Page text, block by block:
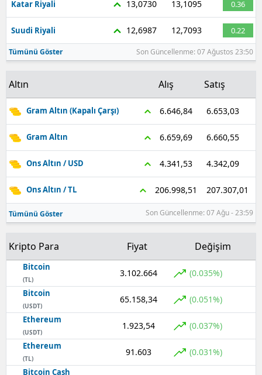
Katar Riyali 13,0730 13,1095 0.36
Suudi Riyali 12,6987 12,7093 0.22
Tümünü Göster Son Güncellenme: 07 Ağustos 23:50
Altın Alış Satış
Gram Altın (Kapalı Çarşı) 6.646,84 6.653,03
Gram Altın 6.659,69 6.660,55
Ons Altın / USD 4.341,53 4.342,09
Ons Altın / TL 206.998,51 207.307,01
Tümünü Göster Son Güncellenme: 07 Ağu - 23:59
Kripto Para Fiyat Değişim
Bitcoin
(TL)
3.102.664 (0.035%)
Bitcoin
(USDT)
65.158,34 (0.051%)
Ethereum
(USDT)
1.923,54 (0.037%)
Ethereum
(TL)
91.603 (0.031%)
Bitcoin Cash